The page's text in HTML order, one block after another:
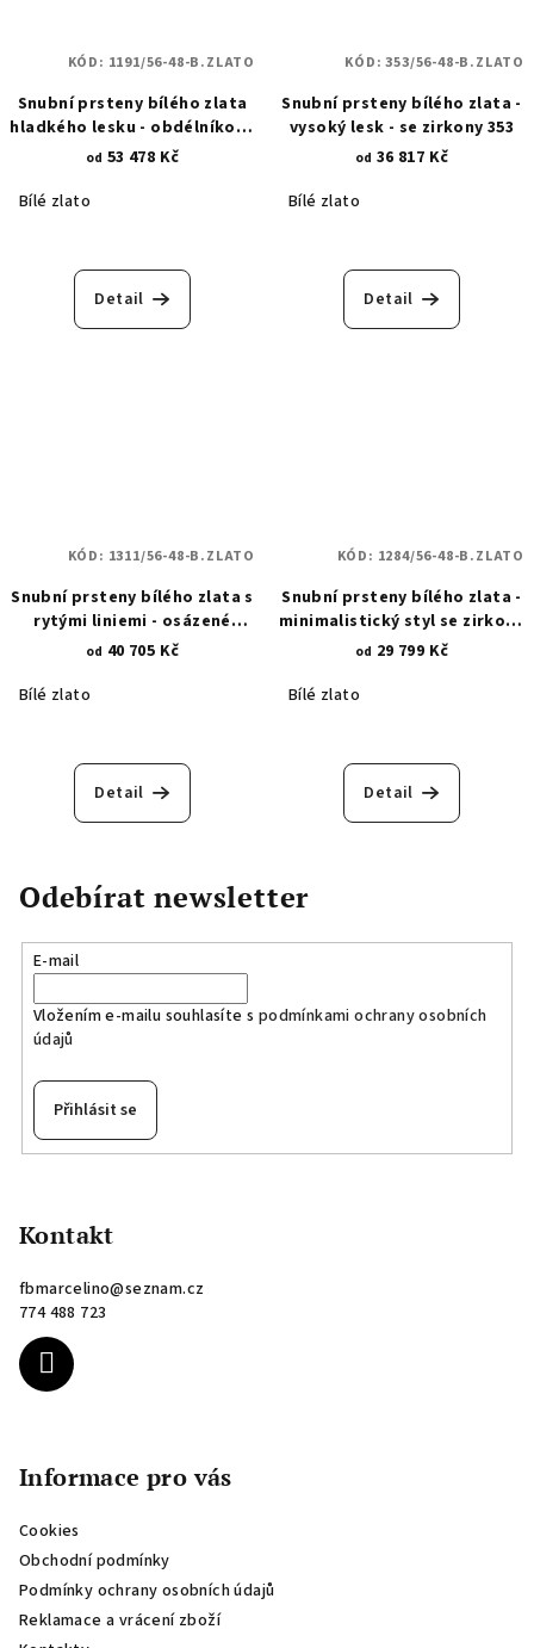
Snubní prsteny bílého zlata
hladkého lesku - obdélníkové
osazení zirkony 1191
od 53 478 Kč
Bílé zlato
Detail
KÓD: 1191/56-48-B.ZLATO
Snubní prsteny bílého zlata -
vysoký lesk - se zirkony 353
od 36 817 Kč
Bílé zlato
Detail
KÓD:353/56-48-B.ZLATO
Snubní prsteny bílého zlata s
rytými liniemi - osázené
zirkony 1311
od 40 705 Kč
Bílé zlato
Detail
KÓD: 1311/56-48-B.ZLATO
Snubní prsteny bílého zlata -
minimalistický styl se zirkony
1284
od 29 799 Kč
Bílé zlato
Detail
KÓD: 1284/56-48-B.ZLATO
Odebírat newsletter
E-mail
Vložením e-mailu souhlasíte s podmínkami ochrany osobních
údajů
Přihlásit se
Kontakt
fbmarcelino@seznam.cz
774 488 723
Informace pro vás
Cookies
Obchodní podmínky
Podmínky ochrany osobních údajů
Reklamace a vrácení zboží